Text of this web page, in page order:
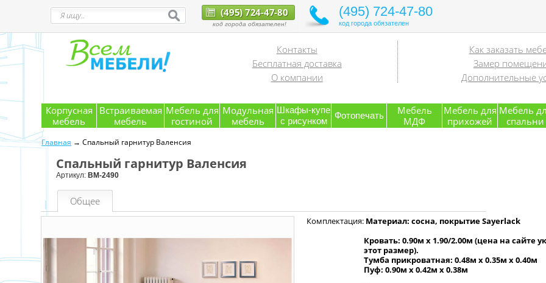
(495) 724-47-80
код города обязателен!
(495) 724-47-80
код города обязателен
Контакты
Бесплатная доставка
О компании
Как заказать
Замер
Дополнительные
Корпусная
мебель
Встраиваемая
мебель
Мебель для
гостиной
Модульная
мебель
Шкафы-купе
с рисунком
Фотопечать
Мебель
МДФ
Мебель для
прихожей
Мебель
спальни
Главная → Спальный гарнитур Валенсия
Спальный гарнитур Валенсия
Артикул: ВМ-2490
Общее
Комплектация: Материал: сосна, покрытие Sayerlack
Кровать: 0.90м x 1.90/2.00м (цена на сайте
этот размер).
Тумба прикроватная: 0.48м х 0.35м х 0.40м
Пуф: 0.90м х 0.42м х 0.38м